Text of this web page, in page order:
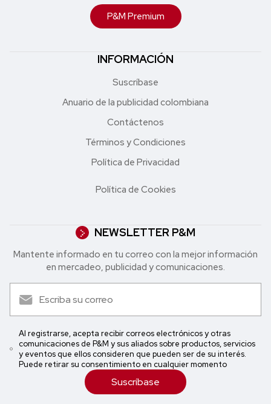
P&M Premium
INFORMACIÓN
Suscríbase
Anuario de la publicidad colombiana
Contáctenos
Términos y Condiciones
Política de Privacidad
Política de Cookies
NEWSLETTER P&M
Mantente informado en tu correo con la mejor in formación
en mercadeo, publicidad y comunicaciones.
Al registrarse, acepta recibir correos electrónicos y otras
comunicaciones de P&M y sus aliados sobre productos, servicios
y eventos que ellos consideren que pueden ser de su interés.
Puede retirar su consentimiento en cualquier momento
Suscríbase